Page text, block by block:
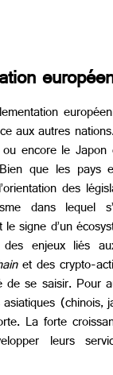
aux autres
encore le
que les pays
des
dans lequel
le signe d’un
enjeux liés
et des crypto-
de se saisir. Pour
asiatiques
La forte
leurs